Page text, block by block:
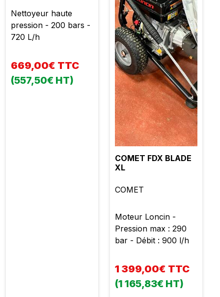
Nettoyeur haute
pression - 200 bars -
720 L/h
669,00€ TTC
(557,50€ HT)
COMET FDX BLADE
XL
COMET
Moteur Loncin -
Pression max : 290
bar - Débit : 900 l/h
1 399,00€ TTC
(1 165,83€ HT)